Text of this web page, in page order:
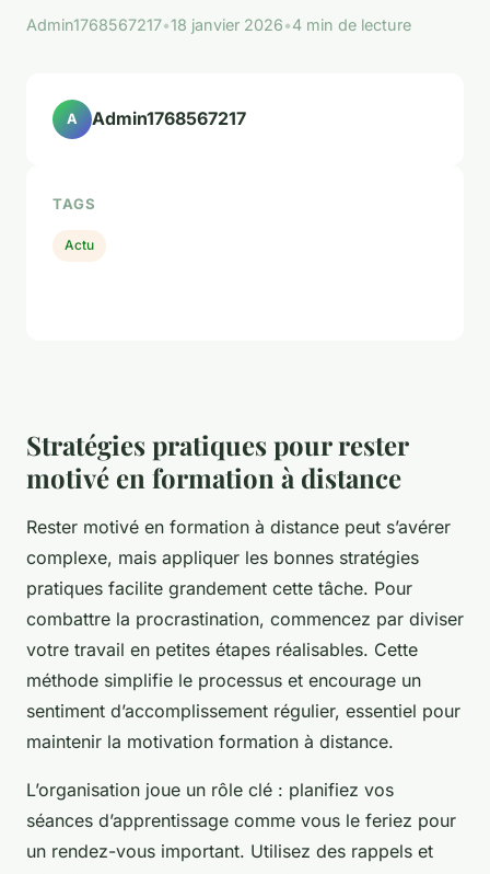
Admin1768567217•18 janvier 2026•4 min de lecture
Stratégies pratiques pour rester
motivé en formation à distance
Rester motivé en formation à distance peut s’avérer
complexe, mais appliquer les bonnes stratégies
pratiques facilite grandement cette tâche. Pour
combattre la procrastination, commencez par diviser
votre travail en petites étapes réalisables. Cette
méthode simplifie le processus et encourage un
sentiment d’accomplissement régulier, essentiel pour
maintenir la motivation formation à distance.
L’organisation joue un rôle clé : planifiez vos
séances d’apprentissage comme vous le feriez pour
un rendez-vous important. Utilisez des rappels et
A Admin1768567217
TAGS
Actu